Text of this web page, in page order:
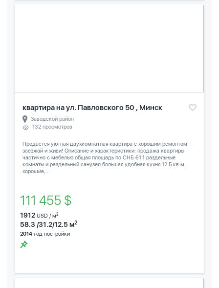
квартира на ул. Павловского 50 , Минск
Заводской район
132 просмотров
Продаётся уютная двухкомнатная квартира с хорошим ремонтом —
заезжай и живи! Описание и характеристики: продажа квартиры
частично с мебелью общая площадь по СНБ 61.1 раздельные
комнаты и раздельный санузел большая удобная кухня 12.5 кв.м.
хорошие,...
111 455 $
1912 USD / м2
58.3 /31.2/12.5 м2
2014 год постройки